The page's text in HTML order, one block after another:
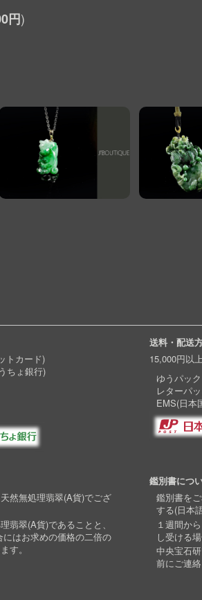
円
トカード)
ちょ銀行)
送料・配送
15,000円以
ゆうパ
レターパ
EMS(日
然無処理翡翠(A貨)でござ
翡翠(A貨)であることと、
はお求めの価格の二倍の
す。
鑑別書につ
鑑別書を
する(日本
１週間か
し受ける
中央宝石
前にご連